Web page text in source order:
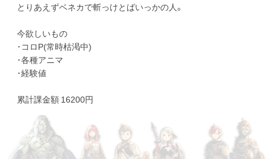
とりあえずベネカで斬っけとばいっかの人。
今欲しいもの
･コロP(常時枯渇中)
･各種アニマ
･経験値
累計課金額 16200円